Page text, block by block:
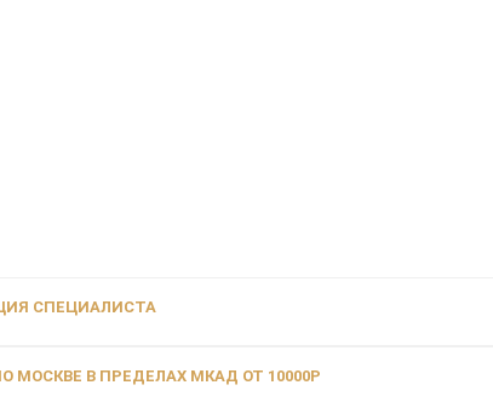
СПЕЦИАЛИСТА
МОСКВЕ В ПРЕДЕЛАХ МКАД ОТ 10000Р